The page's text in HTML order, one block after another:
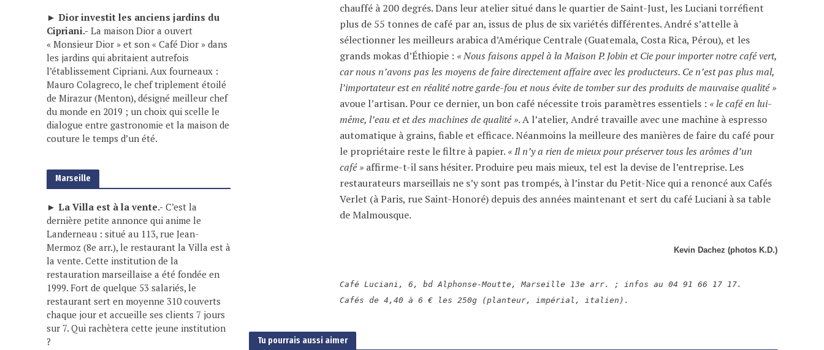
► Dior investit les anciens jardins du
Cipriani.- La maison Dior a ouvert
« Monsieur Dior » et son « Café Dior » dans
les jardins qui abritaient autrefois
l’établissement Cipriani. Aux fourneaux :
Mauro Colagreco, le chef triplement étoilé
de Mirazur (Menton), désigné meilleur chef
du monde en 2019 ; un choix qui scelle le
dialogue entre gastronomie et la maison de
couture le temps d’un été.
Marseille
► La Villa est à la vente.- C’est la
dernière petite annonce qui anime le
Landerneau : situé au 113, rue Jean-
Mermoz (8e arr.), le restaurant la Villa est à
la vente. Cette institution de la
restauration marseillaise a été fondée en
1999. Fort de quelque 53 salariés, le
restaurant sert en moyenne 310 couverts
chaque jour et accueille ses clients 7 jours
sur 7. Qui rachètera cette jeune institution
?
chauffé à 200 degrés. Dans leur atelier situé dans le quartier de Saint-Just, les Luciani torréfient
plus de 55 tonnes de café par an, issus de plus de six variétés différentes. André s’attelle à
sélectionner les meilleurs arabica d’Amérique Centrale (Guatemala, Costa Rica, Pérou), et les
grands mokas d’Éthiopie : « Nous faisons appel à la Maison P. Jobin et Cie pour importer notre café vert,
car nous n’avons pas les moyens de faire directement affaire avec les producteurs. Ce n’est pas plus mal,
l’importateur est en réalité notre garde-fou et nous évite de tomber sur des produits de mauvaise qualité »
avoue l’artisan. Pour ce dernier, un bon café nécessite trois paramètres essentiels : « le café en lui-
même, l’eau et et des machines de qualité ». A l’atelier, André travaille avec une machine à espresso
automatique à grains, fiable et efficace. Néanmoins la meilleure des manières de faire du café pour
le propriétaire reste le filtre à papier. « Il n’y a rien de mieux pour préserver tous les arômes d’un
café » affirme-t-il sans hésiter. Produire peu mais mieux, tel est la devise de l’entreprise. Les
restaurateurs marseillais ne s’y sont pas trompés, à l’instar du Petit-Nice qui a renoncé aux Cafés
Verlet (à Paris, rue Saint-Honoré) depuis des années maintenant et sert du café Luciani à sa table
de Malmousque.
Kevin Dachez (photos K.D.)
Café Luciani, 6, bd Alphonse-Moutte, Marseille 13e arr. ; infos au 04 91 66 17 17.
Cafés de 4,40 à 6 € les 250g (planteur, impérial, italien).
Tu pourrais aussi aimer